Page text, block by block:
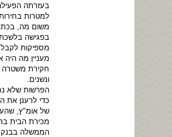
בעזרתה
למטרות
משום מה,
בפגישה
מספיקות
מעניין מה
חקירת משטרה
ונשנים.
הפרשות שלא
כדי לרענן את
של אומ"ץ,
מכירת הבית
הממשלה בבנק